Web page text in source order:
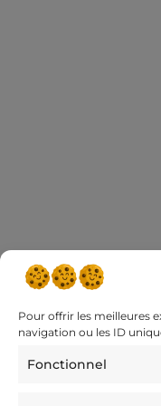
Pour offrir les meilleures
navigation ou les ID
Fonctionnel